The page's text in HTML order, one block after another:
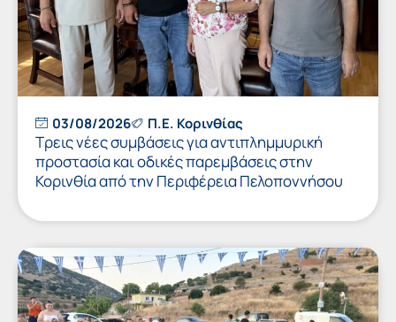
03/08/2026 Π.Ε. Κορινθίας
Τρεις νέες συμβάσεις για αντιπλημμυρική
προστασία και οδικές παρεμβάσεις στην
Κορινθία από την Περιφέρεια Πελοποννήσου